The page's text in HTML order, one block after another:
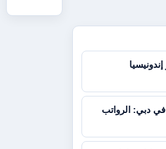
دبي: الرواتب